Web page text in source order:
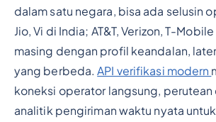
dalam satu negara, bisa ada selusin
Jio, Vi di India; AT&T, Verizon, T-
masing dengan profil keandalan,
yang berbeda.API verifikasi modern
koneksi operator langsung, perutean
analitik pengiriman waktu nyata